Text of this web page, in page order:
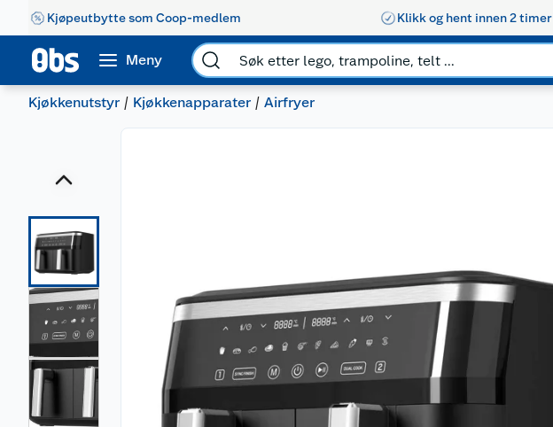
Kjøpeutbytte som Coop-medlem Klikk og hent innen 2 timer
Meny
Kjøkkenutstyr Kjøkkenapparater Airfryer